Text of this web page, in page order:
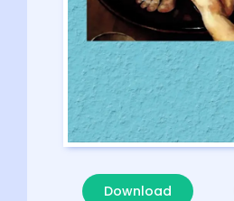
Download